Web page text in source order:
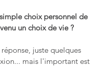
choix personnel de
un choix de vie ?
juste quelques
mais l'important est